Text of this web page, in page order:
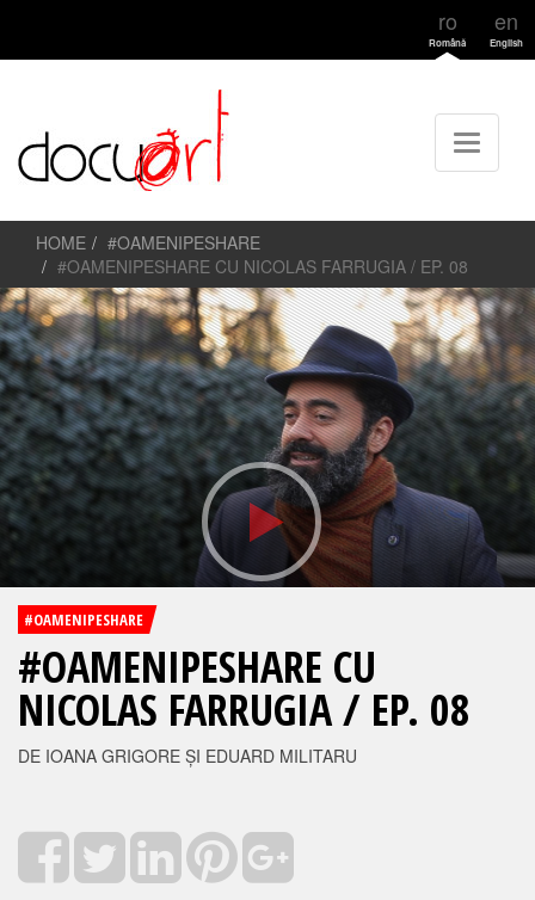
ro
Română
en
English
HOME
#OAMENIPESHARE
#OAMENIPESHARE CU NICOLAS FARRUGIA / EP. 08
#OAMENIPESHARE
#OAMENIPESHARE CU
NICOLAS FARRUGIA / EP. 08
DE IOANA GRIGORE ȘI EDUARD MILITARU